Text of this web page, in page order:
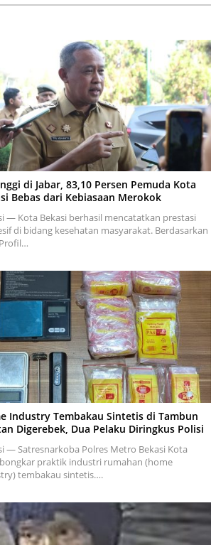
di Jabar, 83,10 Persen Pemuda Kota
Bebas dari Kebiasaan Merokok
— Kota Bekasi berhasil mencatatkan prestasi
di bidang kesehatan masyarakat. Berdasarkan
Industry Tembakau Sintetis di Tambun
Digerebek, Dua Pelaku Diringkus Polisi
— Satresnarkoba Polres Metro Bekasi Kota
praktik industri rumahan (home
tembakau sintetis….